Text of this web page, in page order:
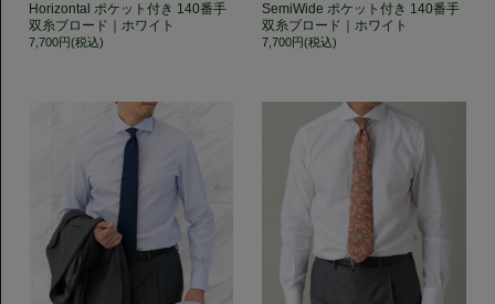
Horizontal ポケット付き 140番手
双糸ブロード｜ホワイト
7,700円(税込)
SemiWide ポケット付き 140番手
双糸ブロード｜ホワイト
7,700円(税込)